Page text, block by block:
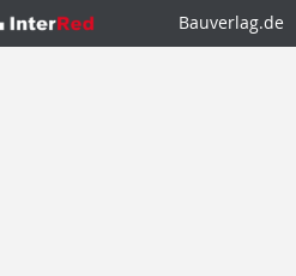
Bauverlag.de